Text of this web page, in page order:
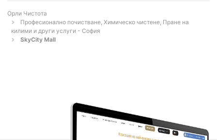
Орли Чистота
Професионално почистване, Химическо чистене, Пране на
килими и други услуги - София
SkyCity Mall